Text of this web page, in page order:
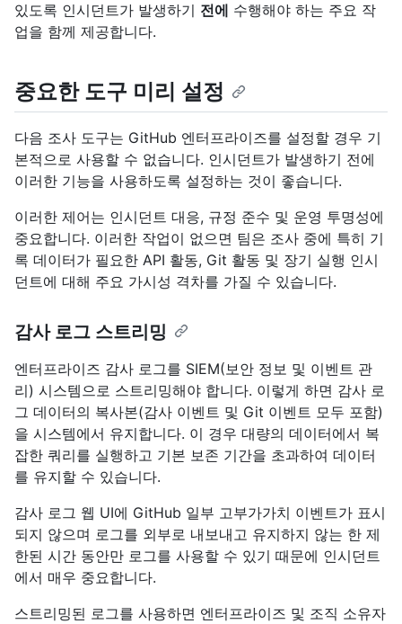
있도록 인시던트가 발생하기 전에 수행해야 하는 주요 작
업을 함께 제공합니다.
중요한 도구 미리 설정
다음 조사 도구는 GitHub 엔터프라이즈를 설정할 경우 기
본적으로 사용할 수 없습니다. 인시던트가 발생하기 전에
이러한 기능을 사용하도록 설정하는 것이 좋습니다.
이러한 제어는 인시던트 대응, 규정 준수 및 운영 투명성에
중요합니다. 이러한 작업이 없으면 팀은 조사 중에 특히 기
록 데이터가 필요한 API 활동, Git 활동 및 장기 실행 인시
던트에 대해 주요 가시성 격차를 가질 수 있습니다.
감사 로그 스트리밍
엔터프라이즈 감사 로그를 SIEM(보안 정보 및 이벤트 관
리) 시스템으로 스트리밍해야 합니다. 이렇게 하면 감사 로
그 데이터의 복사본(감사 이벤트 및 Git 이벤트 모두 포함)
을 시스템에서 유지합니다. 이 경우 대량의 데이터에서 복
잡한 쿼리를 실행하고 기본 보존 기간을 초과하여 데이터
를 유지할 수 있습니다.
감사 로그 웹 UI에 GitHub 일부 고부가가치 이벤트가 표시
되지 않으며 로그를 외부로 내보내고 유지하지 않는 한 제
한된 시간 동안만 로그를 사용할 수 있기 때문에 인시던트
에서 매우 중요합니다.
스트리밍된 로그를 사용하면 엔터프라이즈 및 조직 소유자